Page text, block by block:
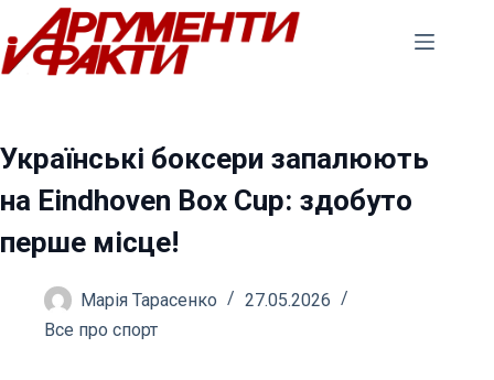
Перейти
до
вмісту
Українські боксери запалюють
на Eindhoven Box Cup: здобуто
перше місце!
Марія Тарасенко
27.05.2026
Все про спорт